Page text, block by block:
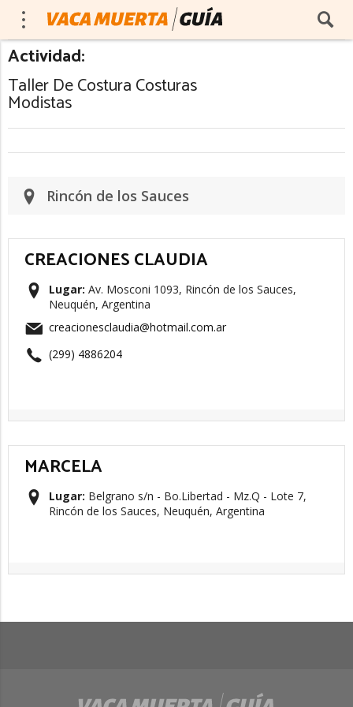
Actividad:
Taller De Costura Costuras
Modistas
Rincón de los Sauces
CREACIONES CLAUDIA
Lugar: Av. Mosconi 1093, Rincón de los Sauces,
Neuquén, Argentina
creacionesclaudia@hotmail.com.ar
(299) 4886204
MARCELA
Lugar: Belgrano s/n - Bo.Libertad - Mz.Q - Lote 7,
Rincón de los Sauces, Neuquén, Argentina